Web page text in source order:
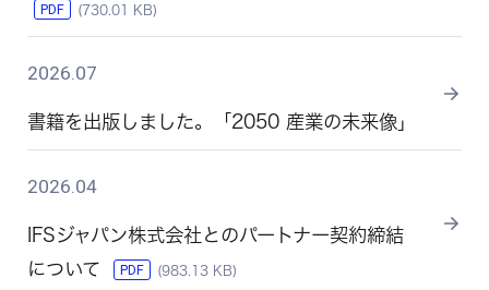
PDF (730.01 KB)
2026.07
書籍を出版しました。「2050 産業の未来像」
2026.04
IFSジャパン株式会社とのパートナー契約締結
について
PDF (983.13 KB)